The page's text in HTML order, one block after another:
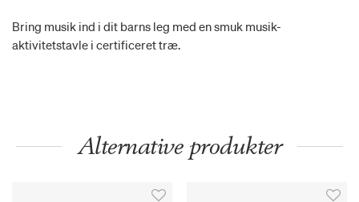
Bring musik ind i dit barns leg med en smuk musik-
aktivitetstavle i certificeret træ.
Alternative produkter